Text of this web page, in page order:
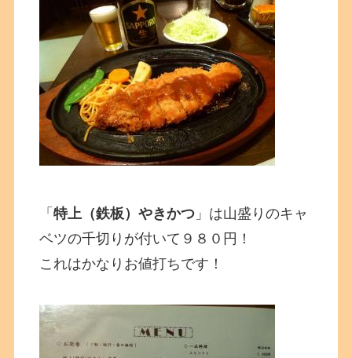
「特上（鉄板）やきかつ 」は山盛りのキャ
ベツの千切りが付いて９８０円！
これはかなりお値打ちです！